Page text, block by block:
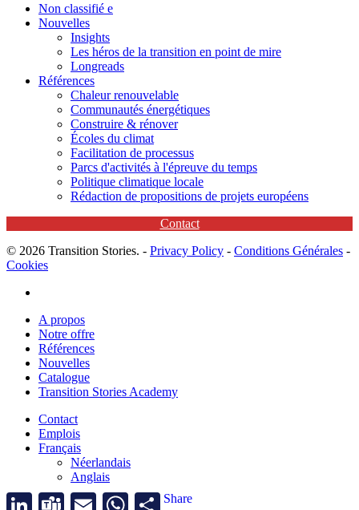
Non classifié e
Nouvelles
Insights
Les héros de la transition en point de mire
Longreads
Références
Chaleur renouvelable
Communautés énergétiques
Construire & rénover
Écoles du climat
Facilitation de processus
Parcs d'activités à l'épreuve du temps
Politique climatique locale
Rédaction de propositions de projets européens
Contact
© 2026 Transition Stories. - Privacy Policy - Conditions Générales -
Cookies
Close
Menu
A propos
Notre offre
Références
Nouvelles
Catalogue
Transition Stories Academy
Contact
Emplois
Français
Néerlandais
Anglais
linkedin
LinkedInTeams Email WhatsApp
Share